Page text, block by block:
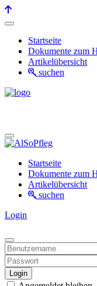
Startseite
Dokumente zum
Artikelübersicht
suchen
Startseite
Dokumente zum
Artikelübersicht
suchen
Login
Login